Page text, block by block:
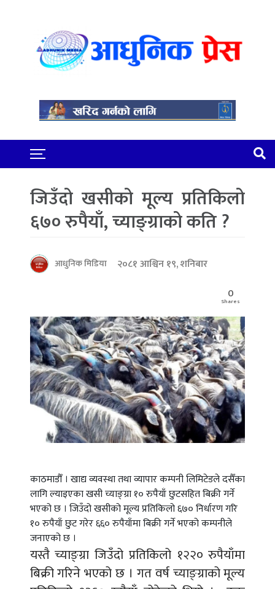
जिउँदो खसीको मूल्य प्रतिकिलो
६७० रुपैयाँ, च्याङ्ग्राको कति ?
आधुनिक मिडिया
२०८१ आश्विन १९, शनिबार
0
Shares
काठमाडौँ । खाद्य व्यवस्था तथा व्यापार कम्पनी लिमिटेडले दसैँका
लागि ल्याइएका खसी च्याङ्ग्रा १० रुपैयाँ छुटसहित बिक्री गर्ने
भएको छ । जिउँदो खसीको मूल्य प्रतिकिलो ६७० निर्धारण गरि
१० रुपैयाँ छुट गरेर ६६० रुपैयाँमा बिक्री गर्ने भएको कम्पनीले
जनाएको छ ।
यस्तै च्याङ्ग्रा जिउँदो प्रतिकिलो १२२० रुपैयाँमा
बिक्री गरिने भएको छ । गत वर्ष च्याङ्ग्राको मूल्य